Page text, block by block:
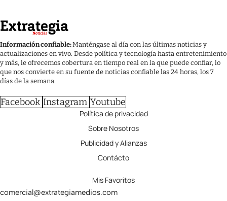
Información confiable:Manténgase al día con las últimas noticias y
actualizaciones en vivo. Desde política y tecnología hasta entretenimiento
y más, le ofrecemos cobertura en tiempo real en la que puede confiar, lo
que nos convierte en su fuente de noticias confiable las 24 horas, los 7
días de la semana.
Facebook Instagram Youtube
Política de privacidad
Sobre Nosotros
Publicidad y Alianzas
Contácto
Mis Favoritos
comercial@extrategiamedios.com